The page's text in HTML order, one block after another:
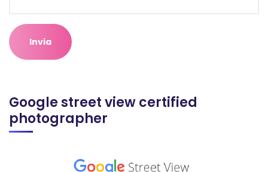
Google street view certified
photographer